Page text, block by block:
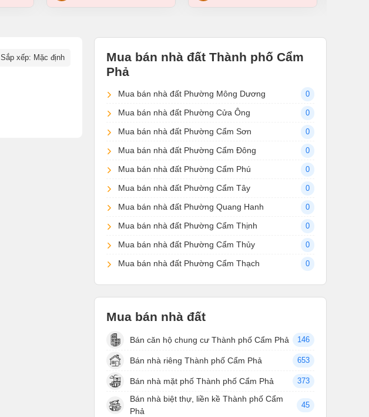
Sắp xếp: Mặc định
Mua bán nhà đất Thành phố Cẩm
Phả
Mua bán nhà đất Phường Mông Dương 0
Mua bán nhà đất Phường Cửa Ông 0
Mua bán nhà đất Phường Cẩm Sơn 0
Mua bán nhà đất Phường Cẩm Đông 0
Mua bán nhà đất Phường Cẩm Phú 0
Mua bán nhà đất Phường Cẩm Tây 0
Mua bán nhà đất Phường Quang Hanh 0
Mua bán nhà đất Phường Cẩm Thịnh 0
Mua bán nhà đất Phường Cẩm Thủy 0
Mua bán nhà đất Phường Cẩm Thạch 0
Mua bán nhà đất
Bán căn hộ chung cư Thành phố Cẩm Phả 146
Bán nhà riêng Thành phố Cẩm Phả 653
Bán nhà mặt phố Thành phố Cẩm Phả 373
Bán nhà biệt thự, liền kề Thành phố Cẩm
Phả
45